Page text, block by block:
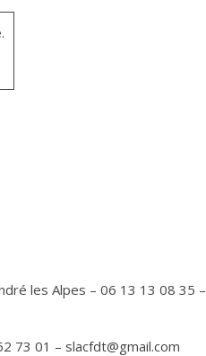
.
les Alpes – 06 13 13 08 35 –
73 01 – slacfdt@gmail.com